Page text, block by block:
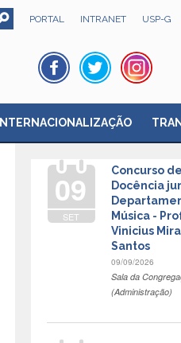
PORTAL INTRANET USP-G
INTERNACIONALIZAÇÃO
09
SET
Concurso
Docência
Música -
Vinicius
Santos
09/09/2026
Sala da
(Administração)